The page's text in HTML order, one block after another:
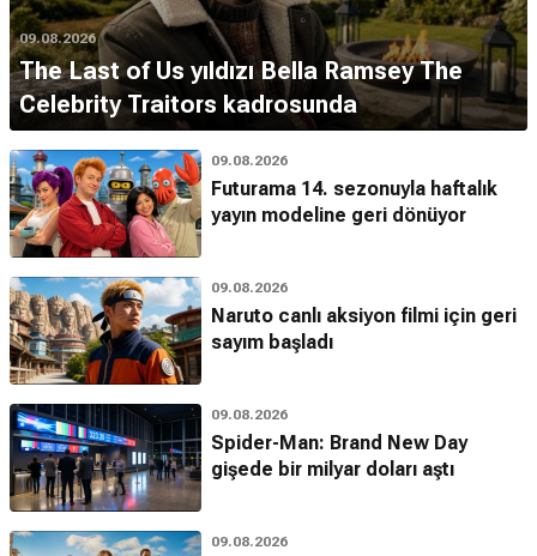
09.08.2026
The Last of Us yıldızı Bella Ramsey The
Celebrity Traitors kadrosunda
09.08.2026
Futurama 14. sezonuyla haftalık
yayın modeline geri dönüyor
09.08.2026
Naruto canlı aksiyon filmi için geri
sayım başladı
09.08.2026
Spider-Man: Brand New Day
gişede bir milyar doları aştı
09.08.2026